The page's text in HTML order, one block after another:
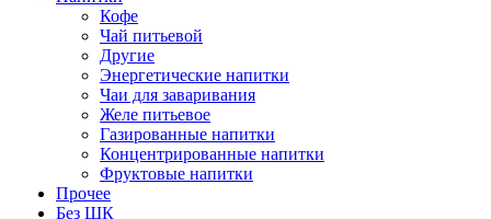
Кофе
Чай питьевой
Другие
Энергетические напитки
Чаи для заваривания
Желе питьевое
Газированные напитки
Концентрированные напитки
Фруктовые напитки
Прочее
Без ШК